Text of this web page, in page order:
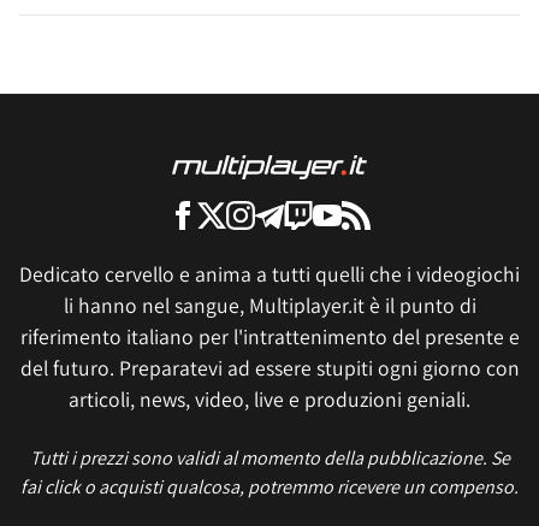
Dedicato cervello e anima a tutti quelli che i videogiochi
li hanno nel sangue, Multiplayer.it è il punto di
riferimento italiano per l'intrattenimento del presente e
del futuro. Preparatevi ad essere stupiti ogni giorno con
articoli, news, video, live e produzioni geniali.
Tutti i prezzi sono validi al momento della pubblicazione. Se
fai click o acquisti qualcosa, potremmo ricevere un compenso.